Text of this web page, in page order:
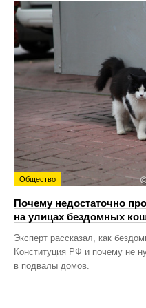
Общество
Почему недостаточно
на улицах бездомных
Эксперт рассказал, как
Конституция РФ и почему не
в подвалы домов.